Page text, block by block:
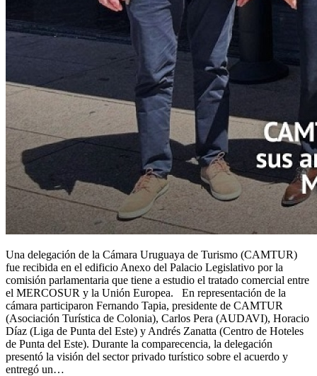
Una delegación de la Cámara Uruguaya de Turismo (CAMTUR)
fue recibida en el edificio Anexo del Palacio Legislativo por la
comisión parlamentaria que tiene a estudio el tratado comercial entre
el MERCOSUR y la Unión Europea. En representación de la
cámara participaron Fernando Tapia, presidente de CAMTUR
(Asociación Turística de Colonia), Carlos Pera (AUDAVI), Horacio
Díaz (Liga de Punta del Este) y Andrés Zanatta (Centro de Hoteles
de Punta del Este). Durante la comparecencia, la delegación
presentó la visión del sector privado turístico sobre el acuerdo y
entregó un…